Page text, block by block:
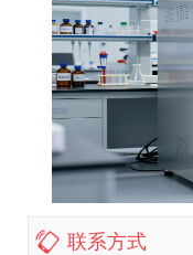
联系方式